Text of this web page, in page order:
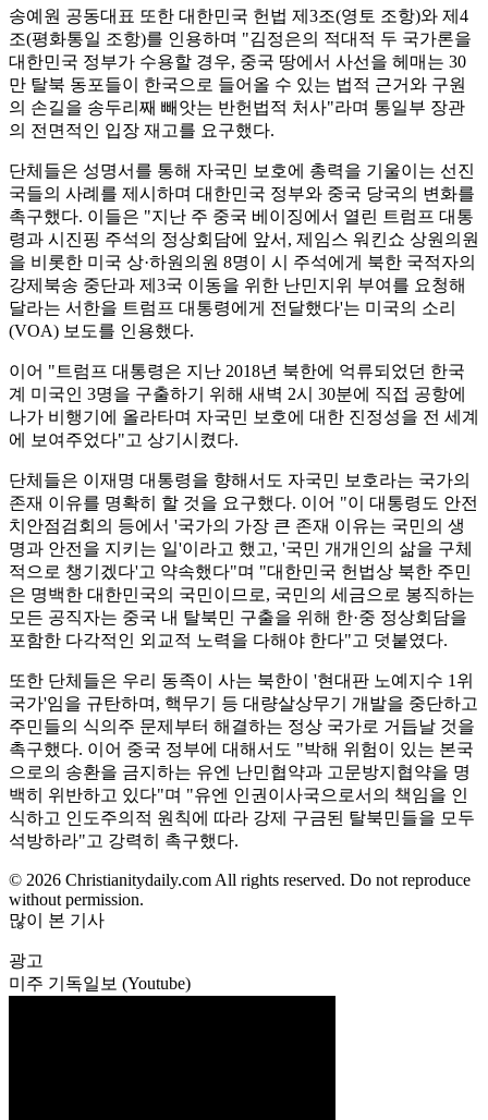
송예원 공동대표 또한 대한민국 헌법 제3조(영토 조항)와 제4
조(평화통일 조항)를 인용하며 "김정은의 적대적 두 국가론을
대한민국 정부가 수용할 경우, 중국 땅에서 사선을 헤매는 30
만 탈북 동포들이 한국으로 들어올 수 있는 법적 근거와 구원
의 손길을 송두리째 빼앗는 반헌법적 처사"라며 통일부 장관
의 전면적인 입장 재고를 요구했다.
단체들은 성명서를 통해 자국민 보호에 총력을 기울이는 선진
국들의 사례를 제시하며 대한민국 정부와 중국 당국의 변화를
촉구했다. 이들은 "지난 주 중국 베이징에서 열린 트럼프 대통
령과 시진핑 주석의 정상회담에 앞서, 제임스 워킨쇼 상원의원
을 비롯한 미국 상·하원의원 8명이 시 주석에게 북한 국적자의
강제북송 중단과 제3국 이동을 위한 난민지위 부여를 요청해
달라는 서한을 트럼프 대통령에게 전달했다'는 미국의 소리
(VOA) 보도를 인용했다.
이어 "트럼프 대통령은 지난 2018년 북한에 억류되었던 한국
계 미국인 3명을 구출하기 위해 새벽 2시 30분에 직접 공항에
나가 비행기에 올라타며 자국민 보호에 대한 진정성을 전 세계
에 보여주었다"고 상기시켰다.
단체들은 이재명 대통령을 향해서도 자국민 보호라는 국가의
존재 이유를 명확히 할 것을 요구했다. 이어 "이 대통령도 안전
치안점검회의 등에서 '국가의 가장 큰 존재 이유는 국민의 생
명과 안전을 지키는 일'이라고 했고, '국민 개개인의 삶을 구체
적으로 챙기겠다'고 약속했다"며 "대한민국 헌법상 북한 주민
은 명백한 대한민국의 국민이므로, 국민의 세금으로 봉직하는
모든 공직자는 중국 내 탈북민 구출을 위해 한·중 정상회담을
포함한 다각적인 외교적 노력을 다해야 한다"고 덧붙였다.
또한 단체들은 우리 동족이 사는 북한이 '현대판 노예지수 1위
국가'임을 규탄하며, 핵무기 등 대량살상무기 개발을 중단하고
주민들의 식의주 문제부터 해결하는 정상 국가로 거듭날 것을
촉구했다. 이어 중국 정부에 대해서도 "박해 위험이 있는 본국
으로의 송환을 금지하는 유엔 난민협약과 고문방지협약을 명
백히 위반하고 있다"며 "유엔 인권이사국으로서의 책임을 인
식하고 인도주의적 원칙에 따라 강제 구금된 탈북민들을 모두
석방하라"고 강력히 촉구했다.
© 2026 Christianitydaily.com All rights reserved. Do not reproduce
without permission.
많이 본 기사
광고
미주 기독일보 (Youtube)